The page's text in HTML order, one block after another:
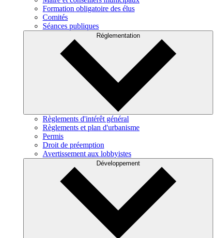
Formation obligatoire des élus
Comités
Séances publiques
Réglementation
Règlements d'intérêt général
Règlements et plan d'urbanisme
Permis
Droit de préemption
Avertissement aux lobbyistes
Développement